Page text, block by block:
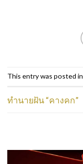
This entry was posted in
ทำนายฝัน “คางคก”